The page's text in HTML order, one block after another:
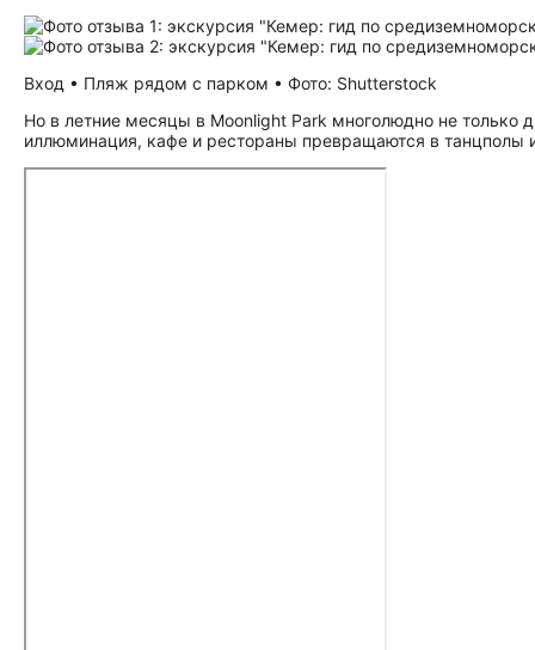
Вход • Пляж рядом с парком • Фото: Shutterstock
Но в летние месяцы в Moonlight Park многолюдно не только
иллюминация, кафе и рестораны превращаются в